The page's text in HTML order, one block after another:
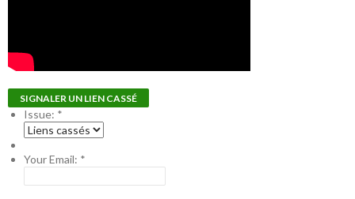
SIGNALER UN LIEN CASSÉ
Issue: *
Your Email: *